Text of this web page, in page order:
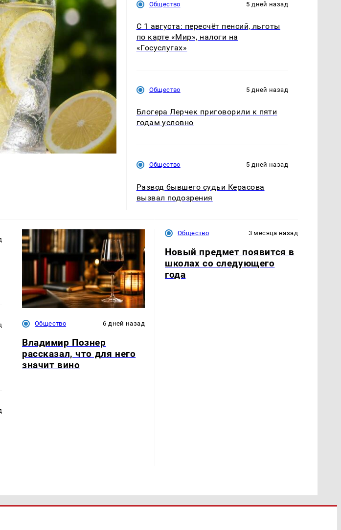
Общество 5 дней назад
С 1 августа: пересчёт пенсий, льготы
по карте «Мир», налоги на
«Госуслугах»
Общество 5 дней назад
Блогера Лерчек приговорили к пяти
годам условно
Общество 5 дней назад
Развод бывшего судьи Керасова
вызвал подозрения
Общество 6 дней назад
Владимир Познер
рассказал, что для него
значит вино
Общество 3 месяца назад
Новый предмет появится в
школах со следующего
года